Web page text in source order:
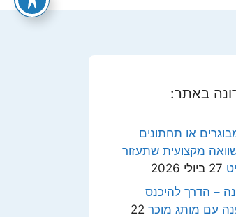
באתר:
או תחתונים
מקצועית שתעזור
27 ביולי 2026
– הדרך להיכנס
עם מותג מוכר 22